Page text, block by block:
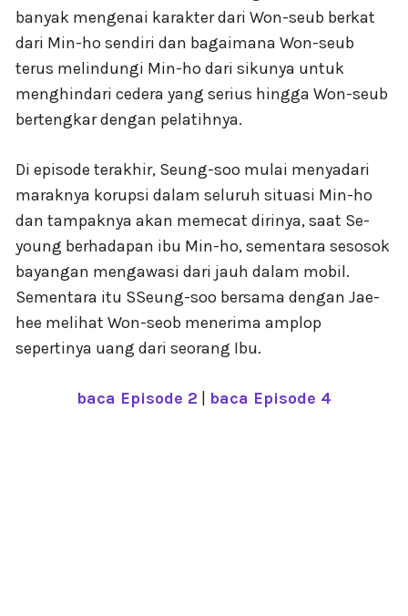
banyak mengenai karakter dari Won-seub berkat
dari Min-ho sendiri dan bagaimana Won-seub
terus melindungi Min-ho dari sikunya untuk
menghindari cedera yang serius hingga Won-seub
bertengkar dengan pelatihnya.
Di episode terakhir, Seung-soo mulai menyadari
maraknya korupsi dalam seluruh situasi Min-ho
dan tampaknya akan memecat dirinya, saat Se-
young berhadapan ibu Min-ho, sementara sesosok
bayangan mengawasi dari jauh dalam mobil.
Sementara itu SSeung-soo bersama dengan Jae-
hee melihat Won-seob menerima amplop
sepertinya uang dari seorang Ibu.
baca Episode 2 baca Episode 4